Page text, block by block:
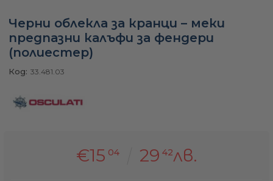
Черни облекла за кранци – меки
предпазни калъфи за фендери
(полиестер)
Код: 33.481.03
€15 04 29 42лв.